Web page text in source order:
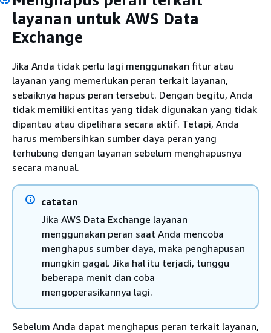
layanan untuk AWS Data
Exchange
Jika Anda tidak perlu lagi menggunakan fitur atau
layanan yang memerlukan peran terkait layanan,
sebaiknya hapus peran tersebut. Dengan begitu, Anda
tidak memiliki entitas yang tidak digunakan yang tidak
dipantau atau dipelihara secara aktif. Tetapi, Anda
harus membersihkan sumber daya peran yang
terhubung dengan layanan sebelum menghapusnya
secara manual.
catatan
Jika AWS Data Exchange layanan
menggunakan peran saat Anda mencoba
menghapus sumber daya, maka penghapusan
mungkin gagal. Jika hal itu terjadi, tunggu
beberapa menit dan coba
mengoperasikannya lagi.
Sebelum Anda dapat menghapus peran terkait layanan,